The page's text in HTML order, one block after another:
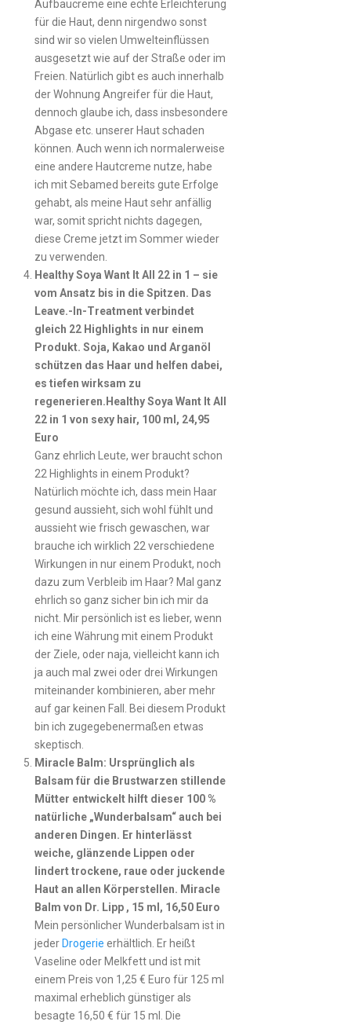
Aufbaucreme eine echte Erleichterung
für die Haut, denn nirgendwo sonst
sind wir so vielen Umwelteinflüssen
ausgesetzt wie auf der Straße oder im
Freien. Natürlich gibt es auch innerhalb
der Wohnung Angreifer für die Haut,
dennoch glaube ich, dass insbesondere
Abgase etc. unserer Haut schaden
können. Auch wenn ich normalerweise
eine andere Hautcreme nutze, habe
ich mit Sebamed bereits gute Erfolge
gehabt, als meine Haut sehr anfällig
war, somit spricht nichts dagegen,
diese Creme jetzt im Sommer wieder
zu verwenden.
Healthy Soya Want It All 22 in 1 – sie
vom Ansatz bis in die Spitzen. Das
Leave.-In-Treatment verbindet
gleich 22 Highlights in nur einem
Produkt. Soja, Kakao und Arganöl
schützen das Haar und helfen dabei,
es tiefen wirksam zu
regenerieren.Healthy Soya Want It All
22 in 1 von sexy hair, 100 ml, 24,95
Euro
Ganz ehrlich Leute, wer braucht schon
22 Highlights in einem Produkt?
Natürlich möchte ich, dass mein Haar
gesund aussieht, sich wohl fühlt und
aussieht wie frisch gewaschen, war
brauche ich wirklich 22 verschiedene
Wirkungen in nur einem Produkt, noch
dazu zum Verbleib im Haar? Mal ganz
ehrlich so ganz sicher bin ich mir da
nicht. Mir persönlich ist es lieber, wenn
ich eine Währung mit einem Produkt
der Ziele, oder naja, vielleicht kann ich
ja auch mal zwei oder drei Wirkungen
miteinander kombinieren, aber mehr
auf gar keinen Fall. Bei diesem Produkt
bin ich zugegebenermaßen etwas
skeptisch.
Miracle Balm: Ursprünglich als
Balsam für die Brustwarzen stillende
Mütter entwickelt hilft dieser 100 %
natürliche „Wunderbalsam“ auch bei
anderen Dingen. Er hinterlässt
weiche, glänzende Lippen oder
lindert trockene, raue oder juckende
Haut an allen Körperstellen. Miracle
Balm von Dr. Lipp , 15 ml, 16,50 Euro
Mein persönlicher Wunderbalsam ist in
jeder Drogerie erhältlich. Er heißt
Vaseline oder Melkfett und ist mit
einem Preis von 1,25 € Euro für 125 ml
maximal erheblich günstiger als
besagte 16,50 € für 15 ml. Die